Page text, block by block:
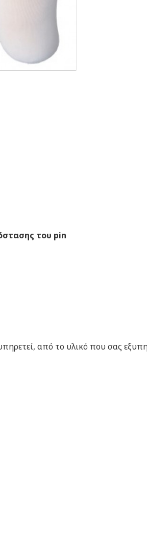
του pin
από το υλικό που σας